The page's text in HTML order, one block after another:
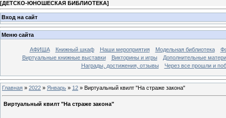
[ДЕТСКО-ЮНОШЕСКАЯ БИБЛИОТЕКА]
Вход на сайт
Меню сайта
АФИША Книжный шкаф Наши мероприятия Модельная библиотека
Виртуальные книжные выставки
Викторины и игры
Дополнительные
Награды, достижения, отзывы
Через все прошли и
Главная » 2022 » Январь » 12 » Виртуальный квилт "На страже закона"
Виртуальный квилт "На страже закона"